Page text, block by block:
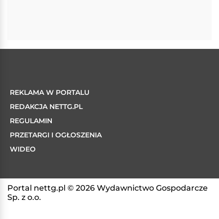
REKLAMA W PORTALU
REDAKCJA NETTG.PL
REGULAMIN
PRZETARGI I OGŁOSZENIA
WIDEO
Portal nettg.pl © 2026 Wydawnictwo Gospodarcze
Sp. z o.o.